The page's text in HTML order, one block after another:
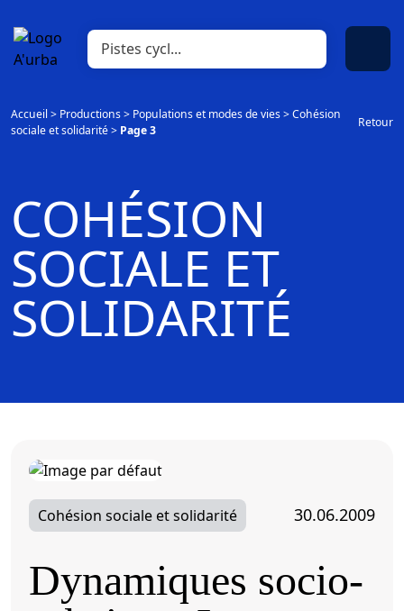
Accueil> Productions> Populations et modes de vies>Cohésion
sociale et solidarité> Page 3
Retour
COHÉSION
SOCIALE ET
SOLIDARITÉ
Cohésion sociale et solidarité 30.06.2009
Dynamiques socio-